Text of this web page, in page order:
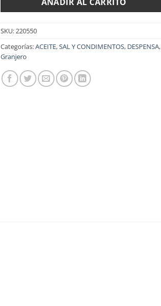
SKU: 220550
Categorías:ACEITE, SAL Y CONDIMENTOS, DESPENSA,
Granjero